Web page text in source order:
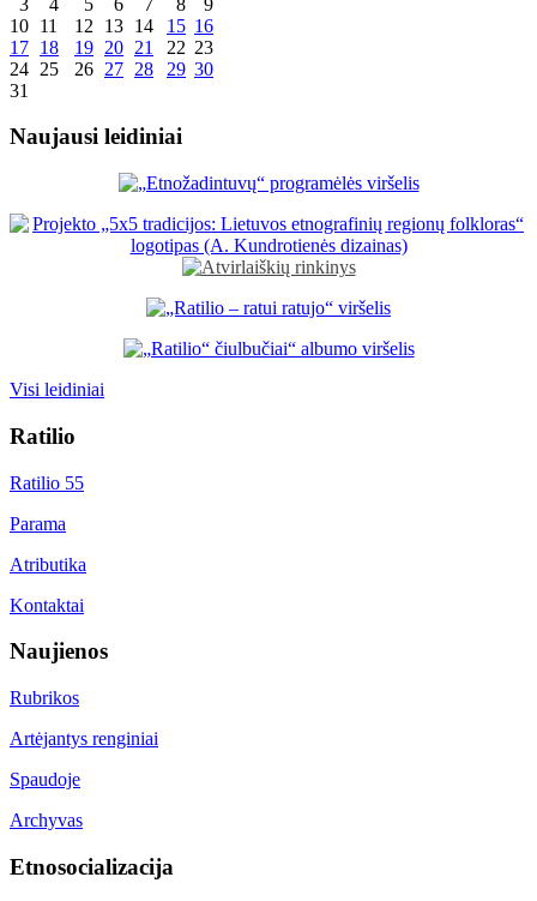
10 11 12 13 14 15 16
17 18 19 20 21 22 23
24 25 26 27 28 29 30
31
Naujausi leidiniai
Visi leidiniai
Ratilio
Ratilio 55
Parama
Atributika
Kontaktai
Naujienos
Rubrikos
Artėjantys renginiai
Spaudoje
Archyvas
Etnosocializacija